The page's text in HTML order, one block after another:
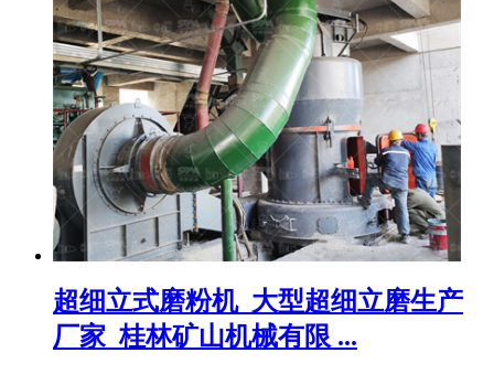
超细立式磨粉机_大型超细立磨生产
厂家_桂林矿山机械有限 ...